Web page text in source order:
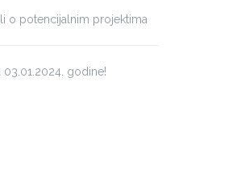
o potencijalnim projektima
godine!